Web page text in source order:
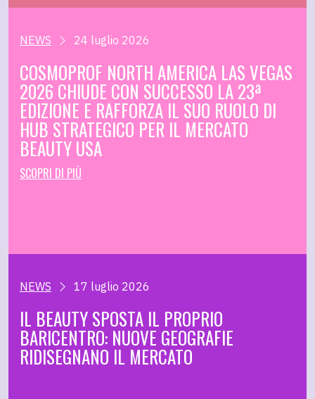
NEWS 24 luglio 2026
COSMOPROF NORTH AMERICA LAS VEGAS
2026 CHIUDE CON SUCCESSO LA 23ª
EDIZIONE E RAFFORZA IL SUO RUOLO DI
HUB STRATEGICO PER IL MERCATO
BEAUTY USA
SCOPRI DI PIÙ
NEWS 17 luglio 2026
IL BEAUTY SPOSTA IL PROPRIO
BARICENTRO: NUOVE GEOGRAFIE
RIDISEGNANO IL MERCATO